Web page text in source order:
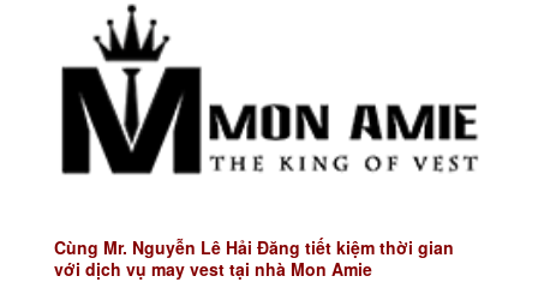
Cùng Mr. Nguyễn Lê Hải Đăng tiết kiệm thời gian
với dịch vụ may vest tại nhà Mon Amie